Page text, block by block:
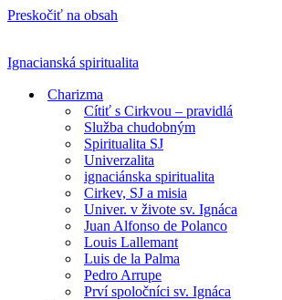
Preskočiť na obsah
Ignacianská spiritualita
Charizma
Cítiť s Cirkvou – pravidlá
Služba chudobným
Spiritualita SJ
Univerzalita
ignaciánska spiritualita
Cirkev, SJ a misia
Univer. v živote sv. Ignáca
Juan Alfonso de Polanco
Louis Lallemant
Luis de la Palma
Pedro Arrupe
Prví spoločníci sv. Ignáca